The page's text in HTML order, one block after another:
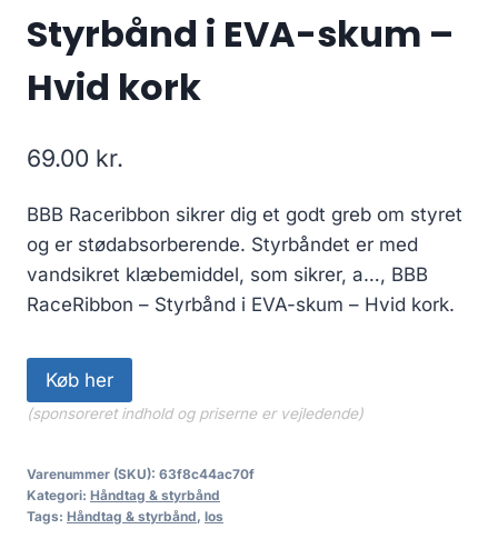
Styrbånd i EVA-skum –
Hvid kork
69.00 kr.
BBB Raceribbon sikrer dig et godt greb om styret
og er stødabsorberende. Styrbåndet er med
vandsikret klæbemiddel, som sikrer, a…, BBB
RaceRibbon – Styrbånd i EVA-skum – Hvid kork.
Køb her
(sponsoreret indhold og priserne er vejledende)
Varenummer (SKU): 63f8c44ac70f
Kategori: Håndtag & styrbånd
Tags: Håndtag & styrbånd, los